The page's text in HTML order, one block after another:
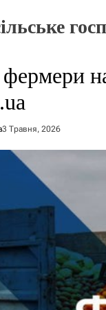
фермери
3 Травня, 2026